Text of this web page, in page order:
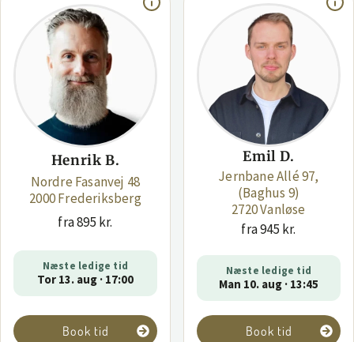
Henrik B.
Nordre Fasanvej 48
2000 Frederiksberg
fra 895 kr.
Næste ledige tid
Tor 13. aug · 17:00
Book tid
Emil D.
Jernbane Allé 97,
(Baghus 9)
2720 Vanløse
fra 945 kr.
Næste ledige tid
Man 10. aug · 13:45
Book tid